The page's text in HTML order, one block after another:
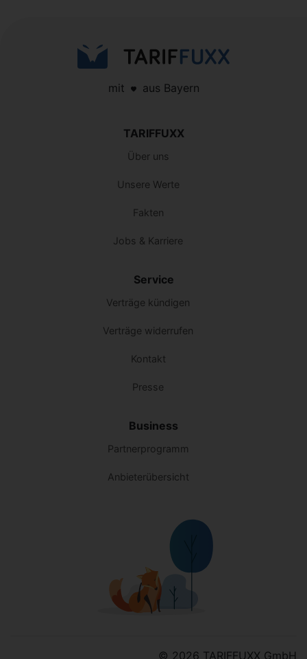
mit aus Bayern
TARIFFUXX
Über uns
Unsere Werte
Fakten
Jobs & Karriere
Service
Verträge kündigen
Verträge widerrufen
Kontakt
Presse
Business
Partnerprogramm
Anbieterübersicht
© 2026 TARIFFUXX GmbH